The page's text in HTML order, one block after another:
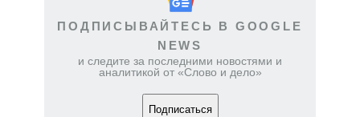
ПОДПИСЫВАЙТЕСЬ В GOOGLE
NEWS
и следите за последними новостями и
аналитикой от «Слово и дело»
Подписаться